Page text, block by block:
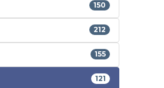
150
212
155
121